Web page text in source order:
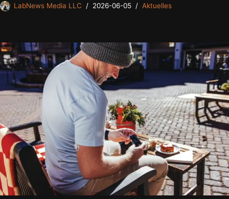
LabNews Media LLC 2026-06-05 Aktuelles